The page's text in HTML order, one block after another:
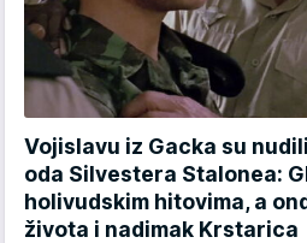
Vojislavu iz Gacka su
oda Silvestera Stalonea:
holivudskim hitovima, a
života i nadimak Krstarica